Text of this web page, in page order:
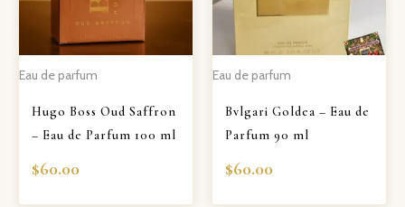
Eau de parfum
Hugo Boss Oud Saffron
– Eau de Parfum 100 ml
$60.00
Eau de parfum
Bvlgari Goldea – Eau de
Parfum 90 ml
$60.00